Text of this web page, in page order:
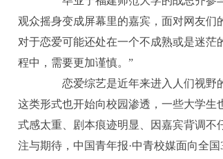
观众摇身变成屏幕里的嘉宾，面对网友
对于恋爱可能还处在一个不成熟或是迷茫
程中，需要更加谨慎。”
恋爱综艺是近年来进入人们视野的
这类形式也开始向校园渗透，一些大学
式感太重、剧本痕迹明显、因嘉宾背调
注与期待，中国青年报·中青校媒面向全